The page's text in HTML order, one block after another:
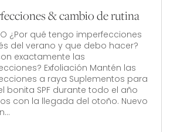
& cambio de rutina
¿Por qué tengo imperfecciones
del verano y que debo hacer?
exactamente las
Exfoliación Mantén las
a raya Suplementos para
bonita SPF durante todo el año
con la llegada del otoño. Nuevo